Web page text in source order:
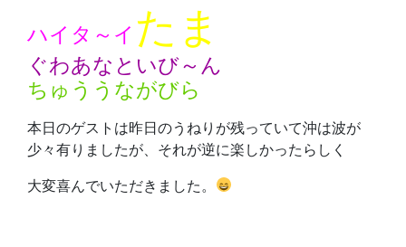
ハイタ～イ たま
ぐわあなといび～ん
ちゅううながびら
本日のゲストは昨日のうねりが残っていて沖は波が
少々有りましたが、それが逆に楽しかったらしく
大変喜んでいただきました。